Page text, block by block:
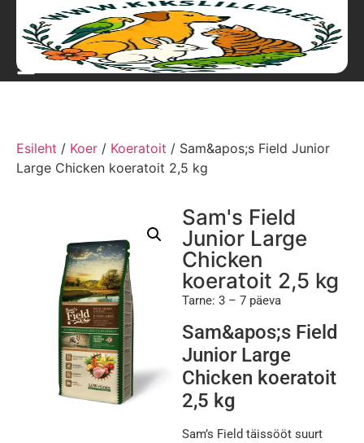
Esileht / Koer / Koeratoit / Sam&apos;s Field Junior
Large Chicken koeratoit 2,5 kg
Sam's Field
Junior Large
Chicken
koeratoit 2,5 kg
Tarne: 3 – 7 päeva
Sam&apos;s Field
Junior Large
Chicken koeratoit
2,5 kg
Sam’s Field täissööt suurt